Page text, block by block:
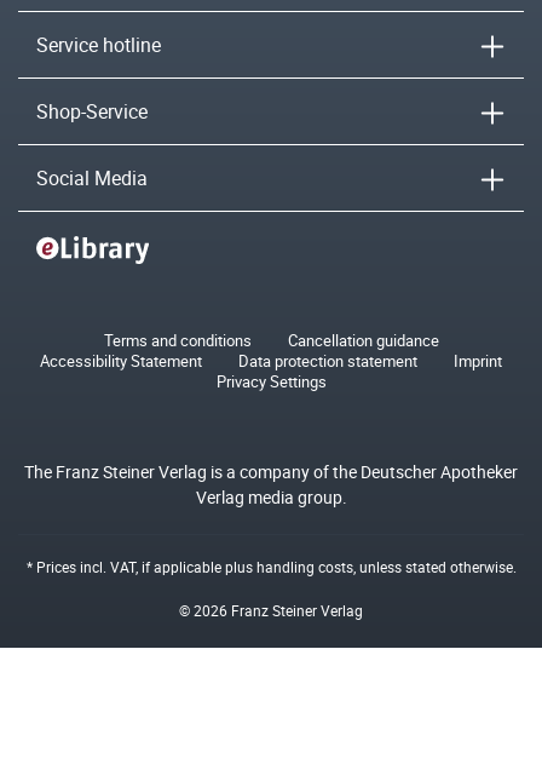
Service hotline
Shop-Service
Social Media
Terms and conditions
Cancellation guidance
Accessibility Statement
Data protection statement
Imprint
Privacy Settings
The Franz Steiner Verlag is a company of the Deutscher Apotheker
Verlag media group.
* Prices incl. VAT, if applicable plushandling costs, unless stated otherwise.
© 2026 Franz Steiner Verlag